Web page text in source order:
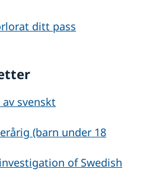
ditt pass
svenskt
(barn under 18
of Swedish